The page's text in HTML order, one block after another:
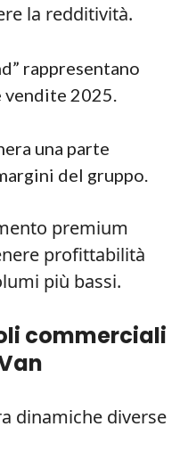
la redditività.
rappresentano
vendite 2025.
una parte
del gruppo.
premium
profittabilità
più bassi.
commerciali
dinamiche diverse